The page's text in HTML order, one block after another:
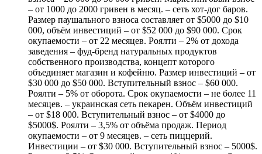
– от 1000 до 2000 гривен в месяц. – сеть хот-дог баров.
Размер паушального взноса составляет от $5000 до $10
000, объём инвестиций – от $52 000 до $90 000. Cрок
окупаемости – от 22 месяцев. Роялти – 2% от дохода
заведения – фуд-бренд натуральных продуктов
собственного производства, концепт которого
объединяет магазин и кофейню. Размер инвестиций – от
$30 000 до $50 000. Вступительный взнос – $60 000.
Роялти – 5% от оборота. Cрок окупаемости – не более 11
месяцев. – украинская сеть пекарен. Объём инвестиций
– от $18 000. Вступительный взнос – от $4000 до
$5000$. Роялти – 3,5% от объёма продаж. Период
окупаемости – от 9 месяцев. – сеть пиццерий.
Инвестиции – от $30 000. Вступительный взнос – 5000$.